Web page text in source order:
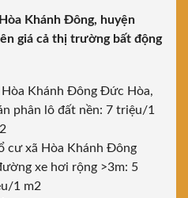
Khánh Đông, huyện
giá cả thị trường bất động
Hòa Khánh Đông Đức Hòa,
phân lô đất nền: 7 triệu/1
cư xã Hòa Khánh Đông
xe hơi rộng >3m: 5
1 m2